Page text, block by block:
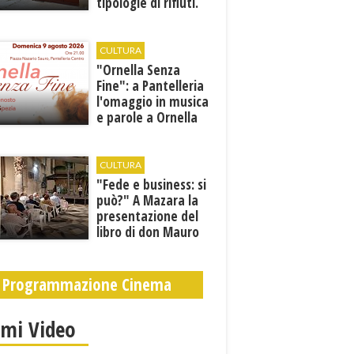
CULTURA
​"Ornella Senza
Fine": a Pantelleria
l'omaggio in musica
e parole a Ornella
CULTURA
"Fede e business: si
può?" A Mazara la
presentazione del
libro di don Mauro
Programmazione Cinema
Video